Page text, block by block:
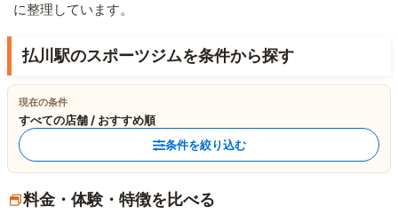
に整理しています。
払川駅のスポーツジムを条件から探す
現在の条件
すべての店舗 / おすすめ順
条件を絞り込む
料金・体験・特徴を比べる